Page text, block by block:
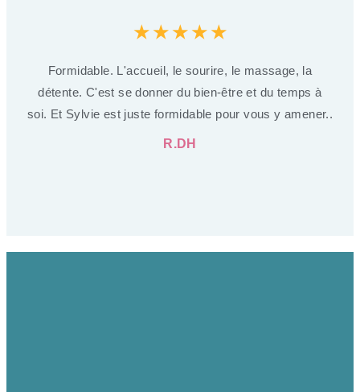
R.DH
★ ★ ★ ★ ★
Formidable. L'accueil, le sourire, le massage, la
détente. C'est se donner du bien-être et du temps à
soi. Et Sylvie est juste formidable pour vous y amener..